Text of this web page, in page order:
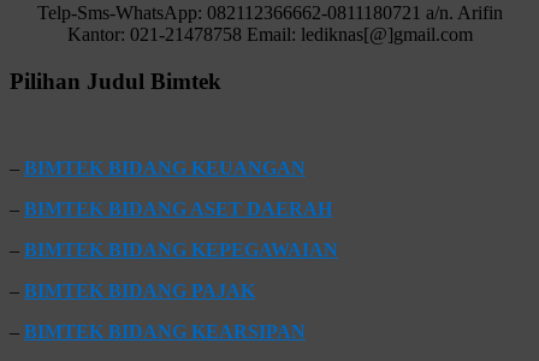
Telp-Sms-WhatsApp: 082112366662-0811180721 a/n. Arifin
Kantor: 021-21478758 Email: lediknas[@]gmail.com
Pilihan Judul Bimtek
– BIMTEK BIDANG KEUANGAN
– BIMTEK BIDANG ASET DAERAH
– BIMTEK BIDANG KEPEGAWAIAN
– BIMTEK BIDANG PAJAK
– BIMTEK BIDANG KEARSIPAN